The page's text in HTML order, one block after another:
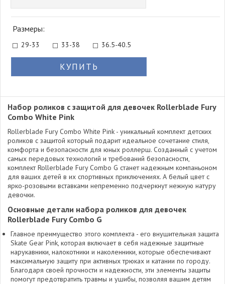
Размеры:
29-33 33-38 36.5-40.5
КУПИТЬ
Набор роликов с защитой для девочек Rollerblade Fury
Combo White Pink
Rollerblade Fury Combo White Pink - уникальный комплект детских
роликов с защитой который подарит идеальное сочетание стиля,
комфорта и безопасности для юных роллерш. Созданный с учетом
самых передовых технологий и требований безопасности,
комплект Rollerblade Fury Combo G станет надежным компаньоном
для ваших детей в их спортивных приключениях. А белый цвет с
ярко-розовыми вставками непременно подчеркнут нежную натуру
девочки.
Основные детали набора роликов для девочек
Rollerblade Fury Combo G
Главное преимущество этого комплекта - его внушительная защита
Skate Gear Pink, которая включает в себя надежные защитные
нарукавники, налокотники и наколенники, которые обеспечивают
максимальную защиту при активных трюках и катании по городу.
Благодаря своей прочности и надежности, эти элементы защиты
помогут предотвратить травмы и ушибы, позволяя вашим детям